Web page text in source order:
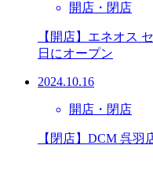
開店・閉店
【開店】エネオス
日にオープン
2024.10.16
開店・閉店
【閉店】DCM 呉羽